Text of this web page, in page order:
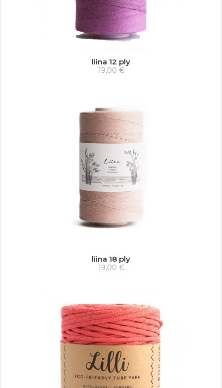
liina 12 ply
19,00 €
liina 18 ply
19,00 €